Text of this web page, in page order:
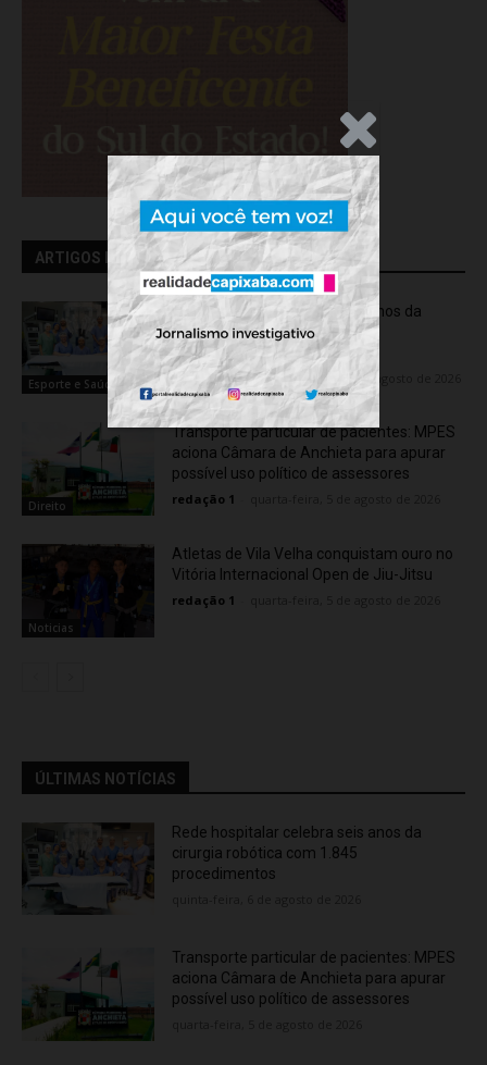
ARTIGOS RELACIONADOS
Esporte e Saúde
Rede hospitalar celebra seis anos da
cirurgia robótica com 1.845
procedimentos
Flávia Varela - quinta-feira, 6 de agosto de 2026
Direito
Transporte particular de pacientes: MPES
aciona Câmara de Anchieta para apurar
possível uso político de assessores
redação 1
Noticias
Atletas de Vila Velha conquistam ouro no
Vitória Internacional Open de Jiu-Jitsu
redação 1
ÚLTIMAS NOTÍCIAS
Rede hospitalar celebra seis anos da
cirurgia robótica com 1.845
procedimentos
Transporte particular de pacientes: MPES
aciona Câmara de Anchieta para apurar
possível uso político de assessores